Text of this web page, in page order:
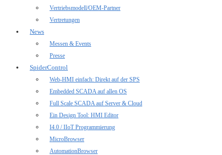
Vertriebsmodell/OEM-Partner
Vertretungen
News
Messen & Events
Presse
SpiderControl
Web-HMI einfach: Direkt auf der SPS
Embedded SCADA auf allen OS
Full Scale SCADA auf Server & Cloud
Ein Design Tool: HMI Editor
I4.0 / IIoT Programmierung
MicroBrowser
AutomationBrowser